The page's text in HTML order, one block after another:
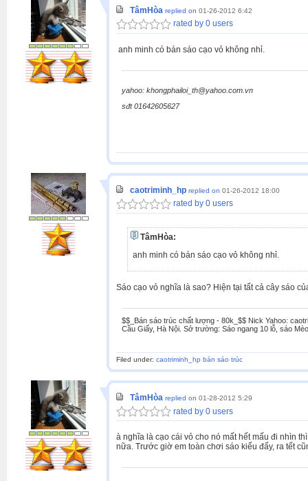
TâmHòa replied on 01-26-2012 6:42
rated by 0 users
anh minh có bán sáo cạo vỏ không nhỉ.
yahoo: khongphailoi_th@yahoo.com.vn
sđt 01642605627
caotriminh_hp replied on 01-26-2012 18:00
rated by 0 users
TâmHòa:
anh minh có bán sáo cạo vỏ không nhỉ.
Sáo cạo vỏ nghĩa là sao? Hiện tại tất cả cây sáo
$$_Bán sáo trúc chất lượng - 80k_$$ Nick Yahoo:
Cầu Giấy, Hà Nội. Sở trường: Sáo ngang 10 lỗ, sáo
Filed under: caotriminh_hp bán sáo trúc
TâmHòa replied on 01-28-2012 5:29
rated by 0 users
à nghĩa là cạo cái vỏ cho nó mất hết mấu đi nhìn
nữa. Trước giờ em toàn chơi sáo kiểu đấy, ra tết